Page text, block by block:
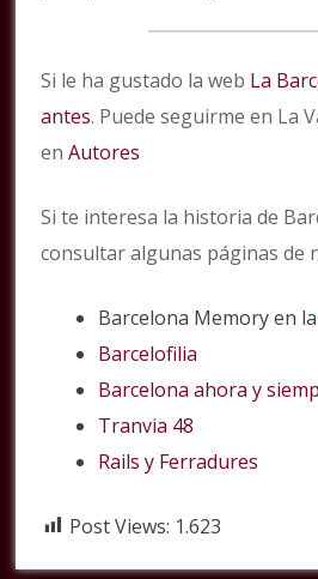
Si le ha gustado la web La
antes. Puede seguirme en La
enAutores
Si te interesa la historia de
consultar algunas páginas de
Barcelona Memory en
Barcelofilia
Barcelona ahora y
Tranvia 48
Rails y Ferradures
Post Views: 1.623